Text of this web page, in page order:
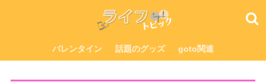
バレンタイン 話題のグッズ goto関連